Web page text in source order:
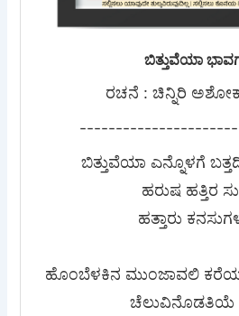
ಬಿತ್ತುವೆಯಾ
ರಚನೆ : ಚಿನ್ನಿರಿ
ಬಿತ್ತುವೆಯಾ ಎನ್ನೊಳಗೆ
ಹರುಷ ಹತ್ತಿರ
ಹತ್ತಾರು
ಹೊಂಬೆಳಕಿನ ಮುಂಜಾವಲಿ
ಚೆಲುವಿನೊಡತಿಯೆ